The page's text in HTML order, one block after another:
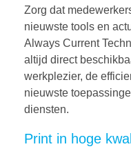
Zorg dat
nieuwste tools en
Always Current
altijd direct
werkplezier, de
nieuwste
diensten.
Print in hoge